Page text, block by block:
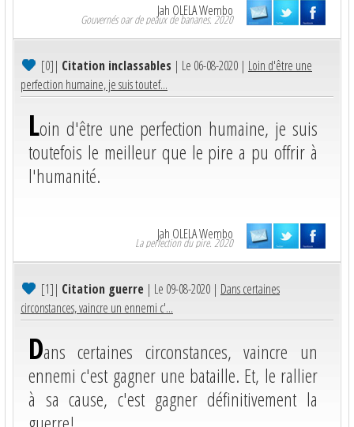
Jah OLELA Wembo
Gouvernés oar de peaux de bananes. 2020
[0]| Citation inclassables | Le 06-08-2020 | Loin d'être une
perfection humaine, je suis toutef...
Loin d'être une perfection humaine, je suis
toutefois le meilleur que le pire a pu offrir à
l'humanité.
Jah OLELA Wembo
La perfection du pire. 2020
[1]| Citation guerre | Le 09-08-2020 | Dans certaines
circonstances, vaincre un ennemi c'...
Dans certaines circonstances, vaincre un
ennemi c'est gagner une bataille. Et, le rallier
à sa cause, c'est gagner définitivement la